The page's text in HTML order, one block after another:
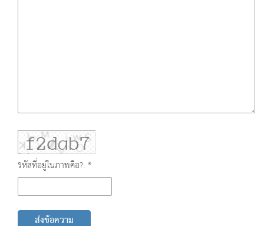
รหัสที่อยู่ในภาพคือ?: *
ส่งข้อความ